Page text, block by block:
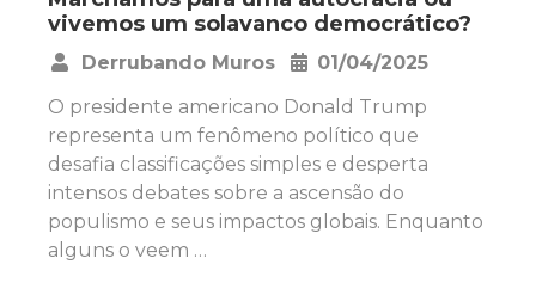
vivemos um solavanco democrático?
Derrubando Muros
01/04/2025
O presidente americano Donald Trump
representa um fenômeno político que
desafia classificações simples e desperta
intensos debates sobre a ascensão do
populismo e seus impactos globais. Enquanto
alguns o veem …